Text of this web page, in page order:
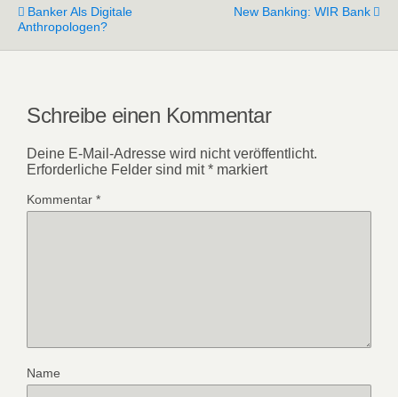
Banker Als Digitale
Anthropologen?
New Banking: WIR Bank
Schreibe einen Kommentar
Deine E-Mail-Adresse wird nicht veröffentlicht.
Erforderliche Felder sind mit* markiert
Kommentar *
Name